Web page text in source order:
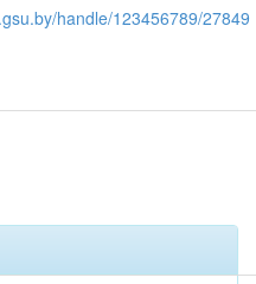
handle/123456789/27849